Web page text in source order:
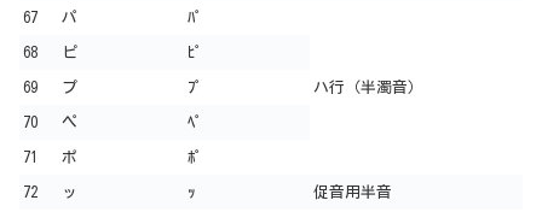
67 パ ﾊﾟ
ハ行（半濁音）
68 ピ ﾋﾟ
69 プ ﾌﾟ
70 ペ ﾍﾟ
71 ポ ﾎﾟ
72 ッ ｯ 促音用半音